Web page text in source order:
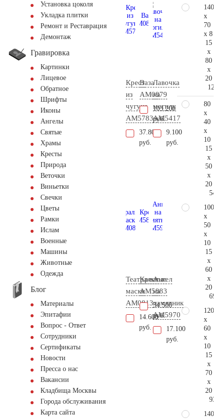
Установка цоколя
Укладка плитки
Ремонт и Реставрация
Демонтаж
Гравировка
Картинки
Лицевое
Обратное
Шрифты
Иконы
Ангелы
Святые
Храмы
Кресты
Природа
Веточки
Виньетки
Свечки
Цветы
Рамки
Ислам
Военные
Машины
Животные
Одежда
Блог
Материалы
Эпитафии
Вопрос - Ответ
Сотрудники
Сертификаты
Новости
Пресса о нас
Вакансии
Кладбища Москвы
Города обслуживания
Карта сайта
Крест
из
чугуна
AM5783
37.800
руб.
Ваза
AM0879
103.200
руб.
Лавочка
на
могилу
AM5417
9.100
руб.
Театральные
маски
AM0813
14.600
руб.
Крест
AM5883
34.500
руб.
Ангел
на
памятник
AM5970
17.100
руб.
140
x
70
x 8
15
x
80
x
20
80
x
40
x
10
15
x
50
x
20
100
x
50
x
10
15
x
60
x
20
120
x
60
x
10
15
x
70
x
20
140